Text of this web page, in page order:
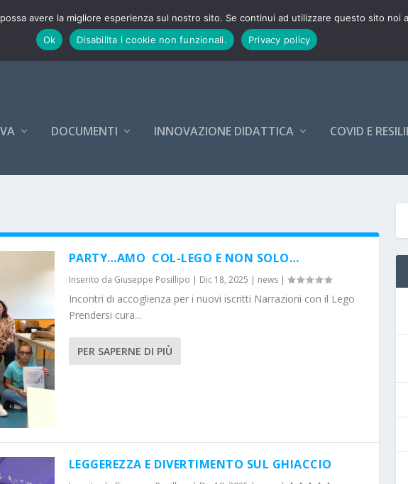
2026-27
DOCUMENTI INNOVAZIONE DIDATTICA COVID E
PARTY…AMO COL-LEGO E NON SOLO…
Inserito da Giuseppe Posillipo | Dic 18, 2025 | news|
Incontri di accoglienza per i nuovi iscritti Narrazioni con il Lego
Prendersi cura...
PER SAPERNE DI PIÙ
LEGGEREZZA E DIVERTIMENTO SUL GHIACCIO
avere la migliore esperienza sul nostro sito. Se continui ad utilizzare questo sito noi
Ok
Disabilita i cookie non funzionali. Privacy policy